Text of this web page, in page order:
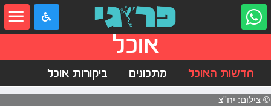
אוכל
חדשות האוכל מתכונים ביקורות אוכל
© צילום: יח''צ